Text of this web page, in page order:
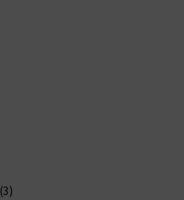
(3)